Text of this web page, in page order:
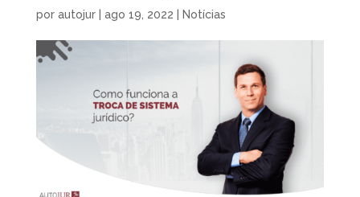
por autojur| ago 19, 2022 Notícias